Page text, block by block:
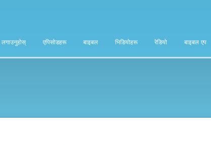
लगाउनुहोस् एपिसोडहरू बाइबल भिडियोहरू रेडियो बाइबल एप